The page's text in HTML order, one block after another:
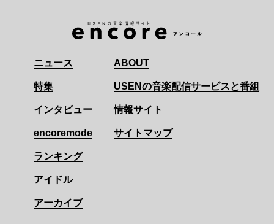
ニュース
特集
インタビュー
encoremode
ランキング
アイドル
アーカイブ
ABOUT
USENの音楽配信サービスと番組
情報サイト
サイトマップ